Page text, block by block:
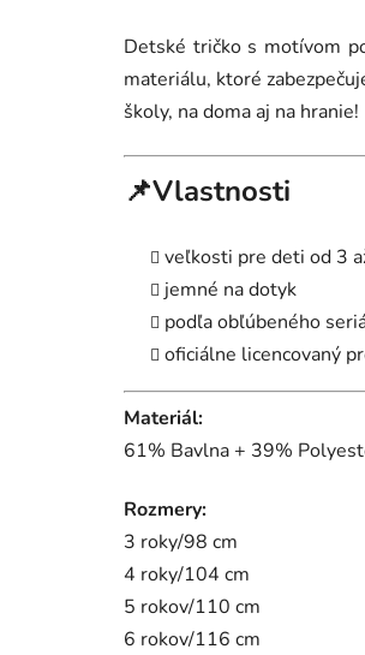
Detské tričko s motívom
materiálu, ktoré
školy, na doma aj na hranie!
📌Vlastnosti
veľkosti pre deti od 3
jemné na dotyk
podľa obľúbeného
oficiálne licencovaný
Materiál:
61% Bavlna + 39%
Rozmery:
3 roky/98 cm
4 roky/104 cm
5 rokov/110 cm
6 rokov/116 cm